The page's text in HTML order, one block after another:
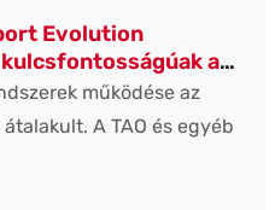
Evolution
a
működése az
A TAO és egyéb